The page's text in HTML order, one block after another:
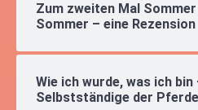
Zum zweiten Mal
Sommer – eine Rezension
Wie ich wurde, was ich
Selbstständige der